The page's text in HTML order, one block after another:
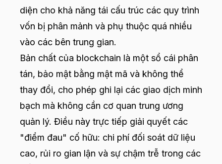
diện cho khả năng tái cấu trúc các quy trình
vốn bị phân mảnh và phụ thuộc quá nhiều
vào các bên trung gian.
Bản chất của blockchain là một sổ cái phân
tán, bảo mật bằng mật mã và không thể
thay đổi, cho phép ghi lại các giao dịch minh
bạch mà không cần cơ quan trung ương
quản lý. Điều này trực tiếp giải quyết các
"điểm đau" cố hữu: chi phí đối soát dữ liệu
cao, rủi ro gian lận và sự chậm trễ trong các